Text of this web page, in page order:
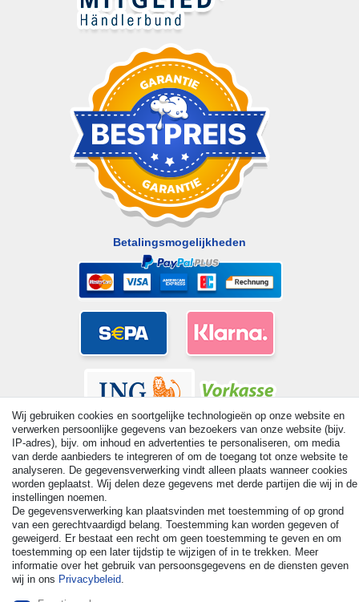
Betalingsmogelijkheden
© Copyright 2026 | Alle rechten voorbehouden. - All rights
reserved. Prices incl. VAT. 19% VAT Basic prices see article detail
| * Applies to deliveries to the UK!
Wij gebruiken cookies en soortgelijke technologieën op onze website en
verwerken persoonlijke gegevens van bezoekers van onze website (bijv.
IP-adres), bijv. om inhoud en advertenties te personaliseren, om media
van derde aanbieders te integreren of om de toegang tot onze website te
analyseren. De gegevensverwerking vindt alleen plaats wanneer cookies
worden geplaatst. Wij delen deze gegevens met derde partijen die wij in de
instellingen noemen.
De gegevensverwerking kan plaatsvinden met toestemming of op grond
van een gerechtvaardigd belang. Toestemming kan worden gegeven of
geweigerd. Er bestaat een recht om geen toestemming te geven en om
toestemming op een later tijdstip te wijzigen of in te trekken. Meer
informatie over het gebruik van persoonsgegevens en de diensten geven
wij in ons Privacybeleid.
Herroepingsrecht uitoefenen Contact